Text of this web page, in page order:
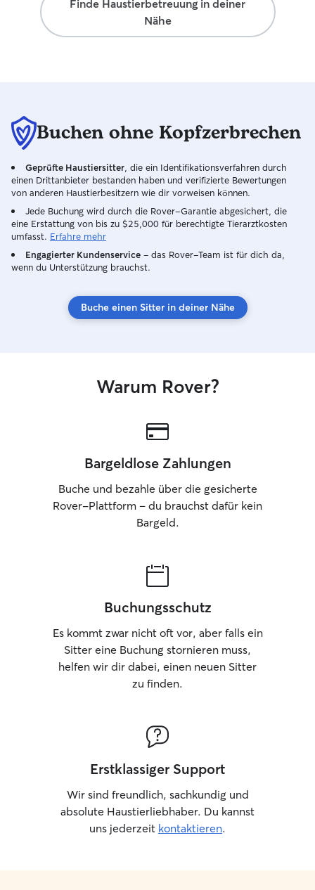
Spaziergänge, Spiel und
Kuscheleinheiten. Rundherum Natur pur
Um uns herum gibt es Wald und Wiesen,
natürlich auch kein Problem. Wohnung &
Garten Unser kleiner Garten ist leider
Wohnung haben wir ausreichend Platz.
Ruhephasen sollen natürlich nicht zu
kurz kommen.
Finde Haustierbetreuung in deiner
Nähe
Buchen ohne Kopfzerbrechen
Geprüfte Haustiersitter , die ein Identifikationsverfahren durch
einen Drittanbieter bestanden haben und verifizierte Bewertungen
von anderen Haustierbesitzern wie dir vorweisen können.
Jede Buchung wird durch die Rover-Garantie abgesichert, die
eine Erstattung von bis zu $25,000 für berechtigte Tierarztkosten
umfasst. Erfahre mehr
Engagierter Kundenservice – das Rover-Team ist für dich da,
wenn du Unterstützung brauchst.
Buche einen Sitter in deiner Nähe
Warum Rover?
Bargeldlose Zahlungen
Buche und bezahle über die gesicherte
Rover-Plattform – du brauchst dafür kein
Bargeld.
Buchungsschutz
Es kommt zwar nicht oft vor, aber falls ein
Sitter eine Buchung stornieren muss,
helfen wir dir dabei, einen neuen Sitter
zu finden.
Erstklassiger Support
Wir sind freundlich, sachkundig und
absolute Haustierliebhaber. Du kannst
uns jederzeit kontaktieren.